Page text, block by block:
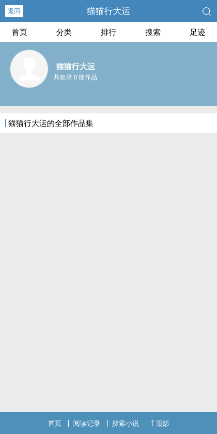
返回 猫猫行大运
首页 分类 排行 搜索 足迹
猫猫行大运
共收录 0 部作品
猫猫行大运的全部作品集
首页 阅读记录 搜索小说 顶部